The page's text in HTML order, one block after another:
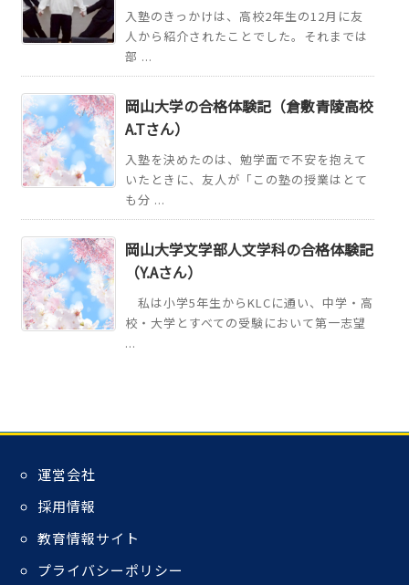
入塾のきっかけは、高校2年生の12月に友
人から紹介されたことでした。それまでは
部 ...
岡山大学の合格体験記（倉敷青陵高校
A.Tさん）
入塾を決めたのは、勉学面で不安を抱えて
いたときに、友人が「この塾の授業はとて
も分 ...
岡山大学文学部人文学科の合格体験記
（Y.Aさん）
私は小学5年生からKLCに通い、中学・高
校・大学とすべての受験において第一志望
...
運営会社
採用情報
教育情報サイト
プライバシーポリシー